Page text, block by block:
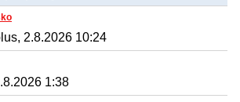
2.8.2026 10:24
1:38